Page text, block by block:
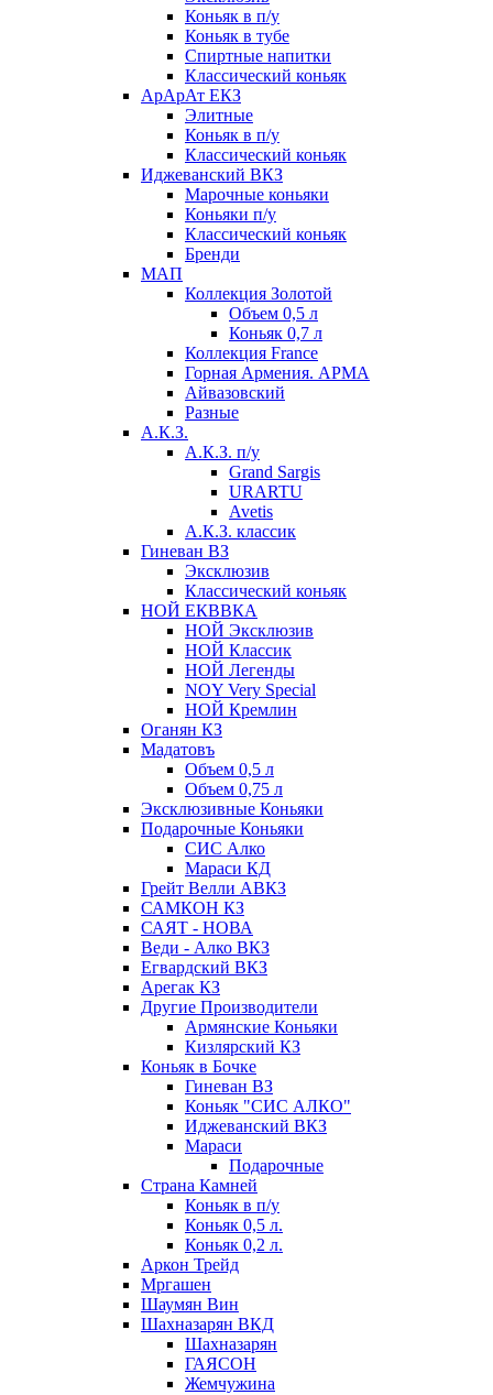
Коньяк в п/у
Коньяк в тубе
Спиртные напитки
Классический коньяк
АрАрАт ЕКЗ
Элитные
Коньяк в п/у
Классический коньяк
Иджеванский ВКЗ
Марочные коньяки
Коньяки п/у
Классический коньяк
Бренди
МАП
Коллекция Золотой
Объем 0,5 л
Коньяк 0,7 л
Коллекция France
Горная Армения. АРМА
Айвазовский
Разные
А.К.З.
А.К.З. п/у
Grand Sargis
URARTU
Avetis
А.К.З. классик
Гиневан ВЗ
Эксклюзив
Классический коньяк
НОЙ ЕКВВКА
НОЙ Эксклюзив
НОЙ Классик
НОЙ Легенды
NOY Very Speсial
НОЙ Кремлин
Оганян КЗ
Мадатовъ
Объем 0,5 л
Объем 0,75 л
Эксклюзивные Коньяки
Подарочные Коньяки
СИС Алко
Мараси КД
Грейт Велли АВКЗ
САМКОН КЗ
САЯТ - НОВА
Веди - Алко ВКЗ
Егвардский ВКЗ
Арегак КЗ
Другие Производители
Армянские Коньяки
Кизлярский КЗ
Коньяк в Бочке
Гиневан ВЗ
Коньяк "СИС АЛКО"
Иджеванский ВКЗ
Мараси
Подарочные
Страна Камней
Коньяк в п/у
Коньяк 0,5 л.
Коньяк 0,2 л.
Аркон Трейд
Мргашен
Шаумян Вин
Шахназарян ВКД
Шахназарян
ГАЯСОН
Жемчужина